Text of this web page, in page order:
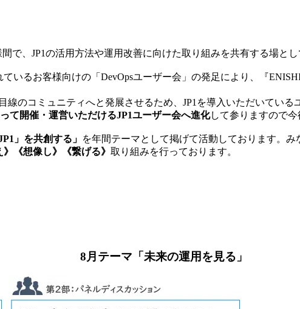
で、JP1の活用方法や運用改善に向けた取り組みを共有する場と
いるお客様向けの「DevOpsユーザー会」の発足により、『
線のコミュニティへと発展させるため、JP1を導入いただいてい
て開催・運営いただけるJP1ユーザー会へ進化して参りますので今
」を共創する」 を年間テーマとして掲げて活動しております。
》《想像し》《繋げる》 取り組みを行っております。
8月テーマ「未来の運用を見る」